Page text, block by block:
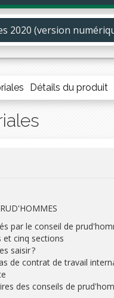
2020 (version
bureau, en télétravail ou en
à jour de la réglementation*
de -15% par rapport à l’édition
carbone
Détails du produit
par le conseil de
et cinq sections
saisir ?
de contrat de travail
des conseils de